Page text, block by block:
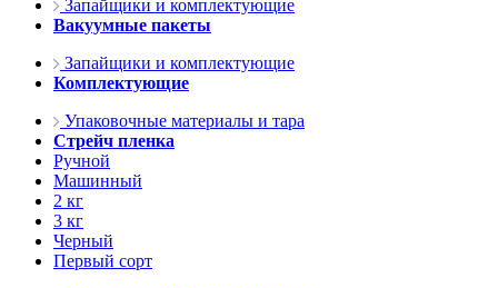
Запайщики и комплектующие
Вакуумные пакеты
Запайщики и комплектующие
Комплектующие
Упаковочные материалы и тара
Стрейч пленка
Ручной
Машинный
2 кг
3 кг
Черный
Первый сорт